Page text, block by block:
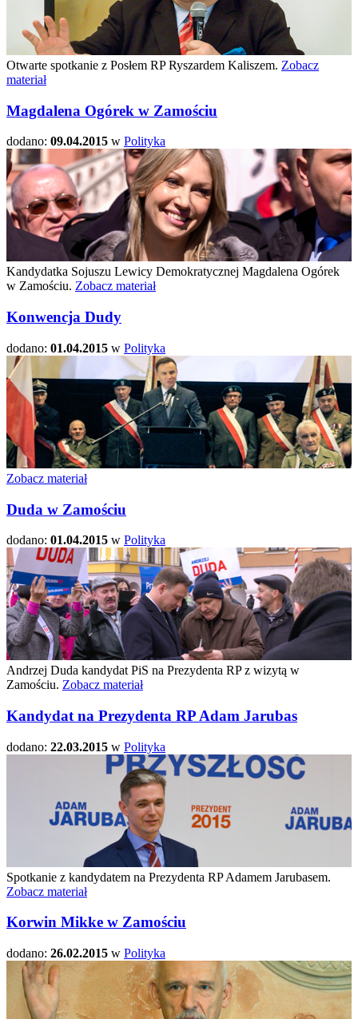
Otwarte spotkanie z Posłem RP Ryszardem Kaliszem. Zobacz
materiał
Magdalena Ogórek w Zamościu
dodano: 09.04.2015 w Polityka
Kandydatka Sojuszu Lewicy Demokratycznej Magdalena Ogórek
w Zamościu. Zobacz materiał
Konwencja Dudy
dodano: 01.04.2015 w Polityka
Zobacz materiał
Duda w Zamościu
dodano: 01.04.2015 w Polityka
Andrzej Duda kandydat PiS na Prezydenta RP z wizytą w
Zamościu. Zobacz materiał
Kandydat na Prezydenta RP Adam Jarubas
dodano: 22.03.2015 w Polityka
Spotkanie z kandydatem na Prezydenta RP Adamem Jarubasem.
Zobacz materiał
Korwin Mikke w Zamościu
dodano: 26.02.2015 w Polityka